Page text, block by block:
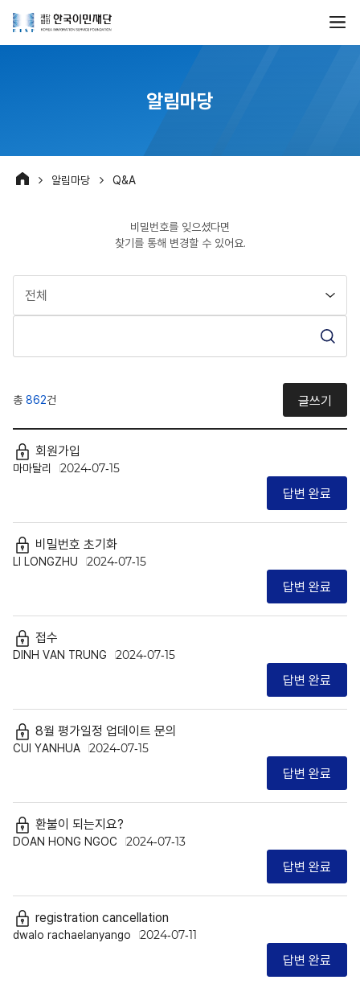
알림마당
알림마당 Q&A
비밀번호를 잊으셨다면
찾기를 통해 변경할 수 있어요.
총 862건 글쓰기
회원가입
마마탈리 2024-07-15
답변 완료
비밀번호 초기화
LI LONGZHU 2024-07-15
답변 완료
접수
DINH VAN TRUNG 2024-07-15
답변 완료
8월 평가일정 업데이트 문의
CUI YANHUA 2024-07-15
답변 완료
환불이 되는지요?
DOAN HONG NGOC 2024-07-13
답변 완료
registration cancellation
dwalo rachaelanyango 2024-07-11
답변 완료